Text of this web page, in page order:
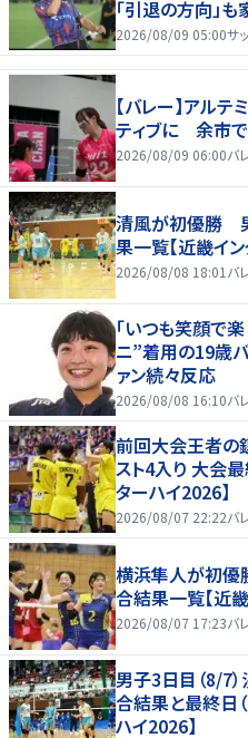
「引退の方向」
2026/08/09 05:00サ
【バレー】アル
ティブに 余市
2026/08/09 06:00バ
清風が初優勝
果一覧【近畿イ
2026/08/08 18:01 バ
「いつも笑顔で
ニ”着用の19歳バ
ァン続々反応
2026/08/08 16:10バ
前回大会王者の
スト4入り 大会
ターハイ2026】
2026/08/07 22:22バ
横浜隼人が初
合結果一覧【近
2026/08/07 17:23バ
男子3日目（8/7
合結果と最終日
ハイ2026】